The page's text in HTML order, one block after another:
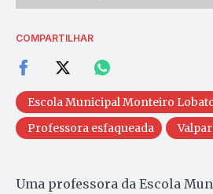
COMPARTILHAR
Escola Municipal Monteiro
Professora esfaqueada
Uma professora da Escola